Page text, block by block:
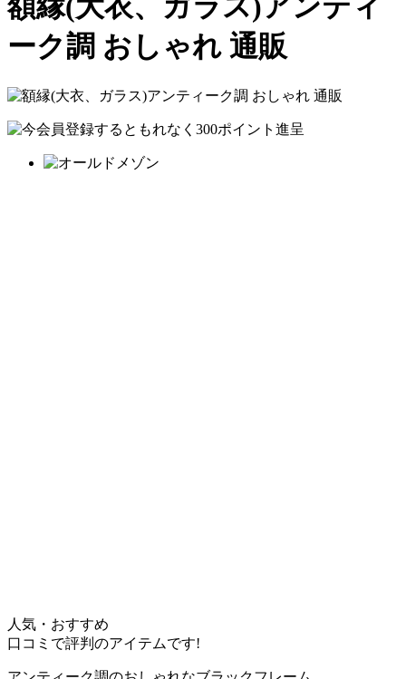
額縁(大衣、ガラス)アンティ
ーク調 おしゃれ 通販
人気・おすすめ
口コミで評判のアイテムです!